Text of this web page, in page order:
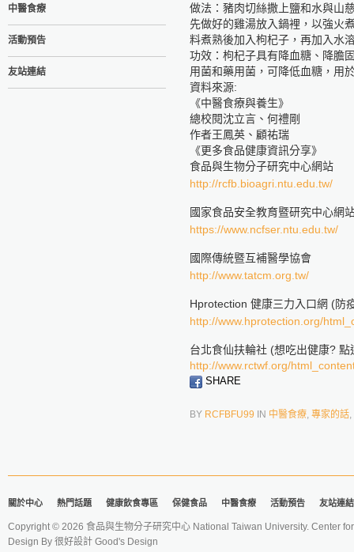
中醫食療
活動預告
友站連結
做法：豬肉切絲撒上鹽和水與山
先做好的雞湯放入鍋裡，以強火
料煮熟後加入枸杞子，再加入水
功效：枸杞子具有降血糖、降膽
用菌和藥用菌，可降低血糖，用
資料來源:
《中醫食療與養生》
總校閱沈立言、何禮剛
作者王鳳英、顧祐瑞
《更多食品健康資訊分享》
食品與生物分子研究中心網站
http://rcfb.bioagri.ntu.edu.tw/
國家食品安全教育暨研究中心網
https://www.ncfser.ntu.edu.tw/
國際傳統暨互補醫學協會
http://www.tatcm.org.tw/
Hprotection 健康三力入口網 (防
http://www.hprotection.org/
台北食仙扶輪社 (想吃出健康? 點
http://www.rctwf.org/
SHARE
BY RCFBFU99 IN 中醫食療, 專家的話,
關於中心 熱門話題 健康飲食專區 保健食品 中醫食療 活動預告 友站連結
Copyright © 2026 食品與生物分子研究中心 National Taiwan University. Center
Design By 很好設計 Good's Design